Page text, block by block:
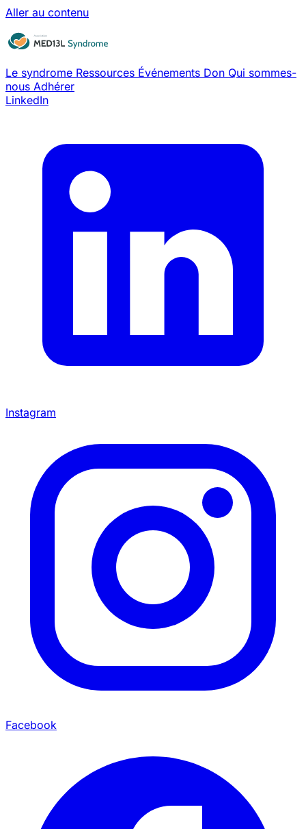
Aller au contenu
Le syndrome Ressources Événements Don Qui sommes-
nous Adhérer
LinkedIn
Instagram
Facebook